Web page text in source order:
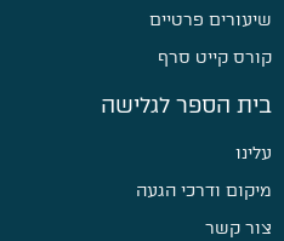
שיעורים פרטיים
קורס קייט סרף
בית הספר לגלישה
עלינו
מיקום ודרכי הגעה
צור קשר